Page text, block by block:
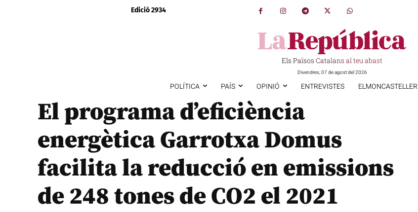
Edició 2934
Els Països Catalans al teu abast
Divendres, 07 de agost del 2026
POLÍTICA PAÍS OPINIÓ ENTREVISTES ELMONCASTELLER
El programa d’eficiència
energètica Garrotxa Domus
facilita la reducció en emissions
de 248 tones de CO2 el 2021